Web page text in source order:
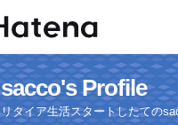
sacco's Profile
リタイア生活スタートしたての